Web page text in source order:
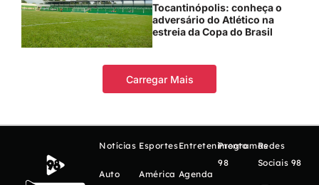
Tocantinópolis: conheça o
adversário do Atlético na
estreia da Copa do Brasil
Carregar Mais
Notícias
Auto
Esportes
América
Entretenimento
Agenda
Programas
98
Redes
Sociais 98